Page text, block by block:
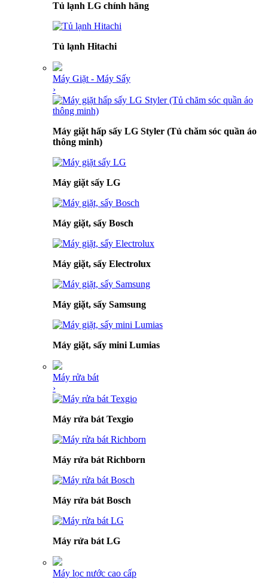
Tủ lạnh LG chính hãng
Tủ lạnh Hitachi
Máy Giặt - Máy Sấy
›
Máy giặt hấp sấy LG Styler (Tủ chăm sóc quần áo
thông minh)
Máy giặt sấy LG
Máy giặt, sấy Bosch
Máy giặt, sấy Electrolux
Máy giặt, sấy Samsung
Máy giặt, sấy mini Lumias
Máy rửa bát
›
Máy rửa bát Texgio
Máy rửa bát Richborn
Máy rửa bát Bosch
Máy rửa bát LG
Máy lọc nước cao cấp